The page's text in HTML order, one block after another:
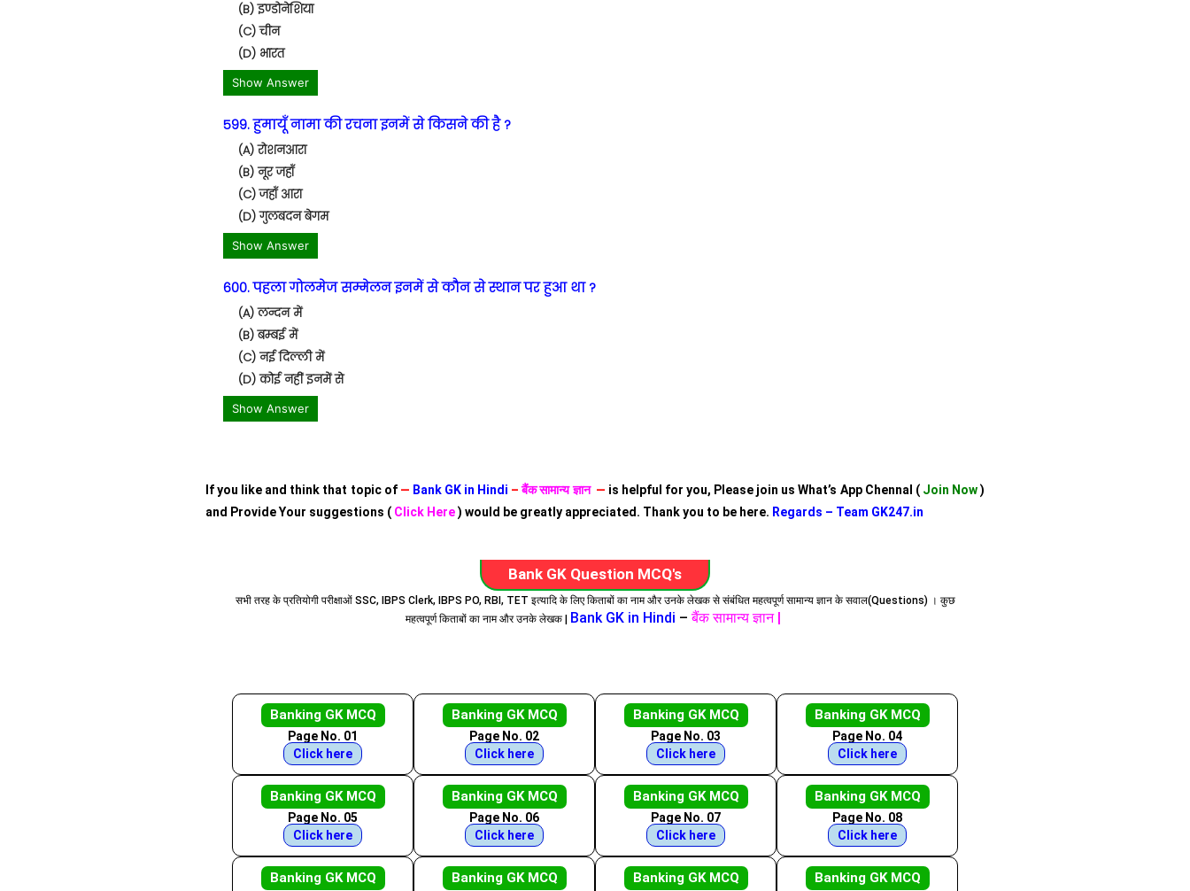
(B) इण्डोनेशिया
(C) चीन
(D) भारत
Show Answer
599. हुमायूँ नामा की रचना इनमें से किसने की है ?
(A) रोशनआरा
(B) नूर जहाँ
(C) जहाँ आरा
(D) गुलबदन बेगम
Show Answer
600. पहला गोलमेज सम्मेलन इनमें से कौन से स्थान पर हुआ था ?
(A) लन्दन में
(B) बम्बई में
(C) नई दिल्ली में
(D) कोई नहीं इनमें से
Show Answer
If you like and think that topic of — Bank GK in Hindi –बैंक सामान्य ज्ञान — is helpful for you, Please join us What’s App Chennal ( Join Now)
and Provide Your suggestions ( Click Here) would be greatly appreciated. Thank you to be here. Regards – Team GK247.in
Bank GK Question MCQ's
सभी तरह के प्रतियोगी परीक्षाओं SSC, IBPS Clerk, IBPS PO, RBI, TET इत्यादि के लिए किताबों का नाम और उनके लेखक से संबंधित महत्वपूर्ण सामान्य ज्ञान के सवाल(Questions) । कुछ
महत्वपूर्ण किताबों का नाम और उनके लेखक | Bank GK in Hindi –बैंक सामान्य ज्ञान |
Banking GK MCQ
Page No. 01
Click here
Banking GK MCQ
Page No. 02
Click here
Banking GK MCQ
Page No. 03
Click here
Banking GK MCQ
Page No. 04
Click here
Banking GK MCQ
Page No. 05
Click here
Banking GK MCQ
Page No. 06
Click here
Banking GK MCQ
Page No. 07
Click here
Banking GK MCQ
Page No. 08
Click here
Banking GK MCQ Banking GK MCQ Banking GK MCQ Banking GK MCQ